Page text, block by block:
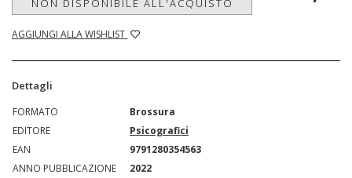
NON DISPONIBILE ALL'ACQUISTO
AGGIUNGI ALLA WISHLIST
Dettagli
FORMATO
Brossura
EDITORE
Psicografici
EAN
9791280354563
ANNO PUBBLICAZIONE
2022